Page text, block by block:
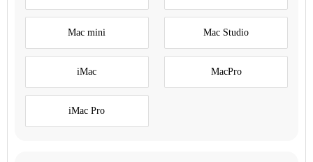
Mac mini Mac Studio
iMac MacPro
iMac Pro